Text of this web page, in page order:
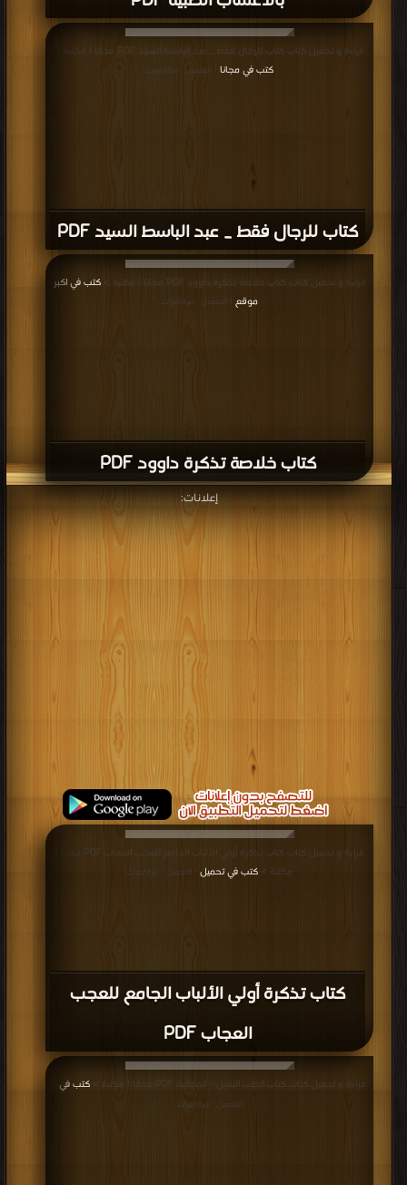
كتاب للرجال فقط _ عبد الباسط السيد PDF
قراءة و تحميل كتاب كتاب للرجال فقط _ عبد الباسط السيد PDF مجانا | مكتبة >
كتب في مجانا | التحميل : مرة/مرات
كتاب خلاصة تذكرة داوود PDF
قراءة و تحميل كتاب كتاب خلاصة تذكرة داوود PDF مجانا | مكتبة >
كتب في اكبر
موقع
| التحميل : مرة/مرات
إعلانات:
كتاب تذكرة أولي الألباب الجامع للعجب
العجاب PDF
قراءة و تحميل كتاب كتاب تذكرة أولي الألباب الجامع للعجب العجاب PDF مجانا |
مكتبة > كتب في تحميل | التحميل : مرة/مرات
قراءة و تحميل كتاب كتاب الطب البديل - الحجامة PDF مجانا | مكتبة > كتب في
التحميل : مرة/مرات